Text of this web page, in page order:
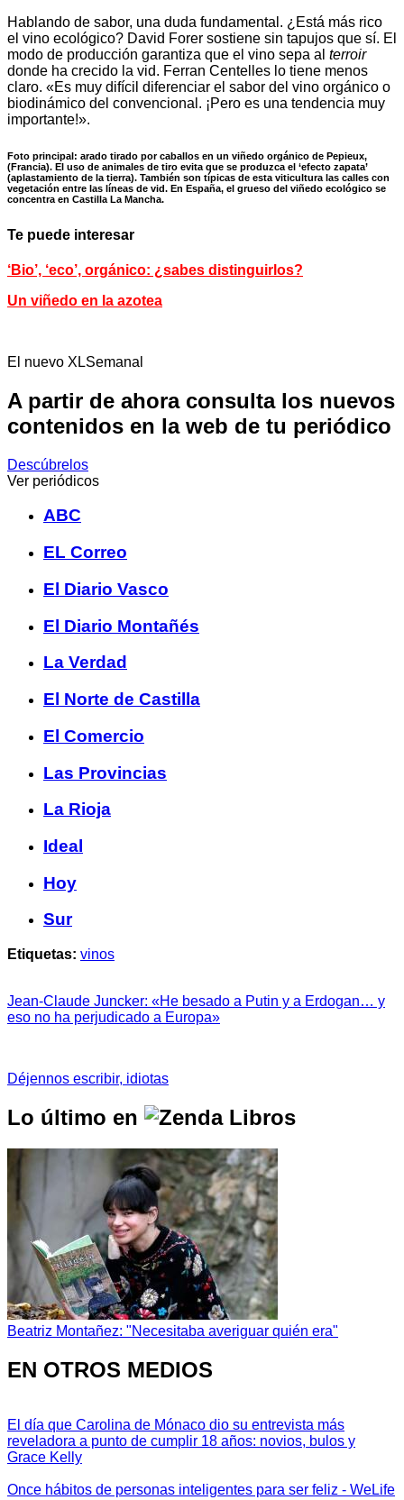
Hablando de sabor, una duda fundamental. ¿Está más rico
el vino ecológico? David Forer sostiene sin tapujos que sí. El
modo de producción garantiza que el vino sepa al terroir
donde ha crecido la vid. Ferran Centelles lo tiene menos
claro. «Es muy difícil diferenciar el sabor del vino orgánico o
biodinámico del convencional. ¡Pero es una tendencia muy
importante!».
Foto principal: arado tirado por caballos en un viñedo orgánico de Pepieux,
(Francia). El uso de animales de tiro evita que se produzca el ‘efecto zapata’
(aplastamiento de la tierra). También son típicas de esta viticultura las calles con
vegetación entre las líneas de vid. En España, el grueso del viñedo ecológico se
concentra en Castilla La Mancha.
Te puede interesar
‘Bio’, ‘eco’, orgánico: ¿sabes distinguirlos?
Un viñedo en la azotea
El nuevo XLSemanal
A partir de ahora consulta los nuevos
contenidos en la web de tu periódico
Descúbrelos
Ver periódicos
ABC
EL Correo
El Diario Vasco
El Diario Montañés
La Verdad
El Norte de Castilla
El Comercio
Las Provincias
La Rioja
Ideal
Hoy
Sur
Etiquetas: vinos
Jean-Claude Juncker: «He besado a Putin y a Erdogan… y
eso no ha perjudicado a Europa»
Déjennos escribir, idiotas
Lo último en
Beatriz Montañez: "Necesitaba averiguar quién era"
EN OTROS MEDIOS
El día que Carolina de Mónaco dio su entrevista más
reveladora a punto de cumplir 18 años: novios, bulos y
Grace Kelly
Once hábitos de personas inteligentes para ser feliz - WeLife